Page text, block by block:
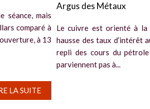
séance, mais
comparé à
à 13
LA SUITE
Argus des Métaux
Le cuivre est orienté à la
hausse des taux d’intérêt
repli des cours du
parviennent pas à...